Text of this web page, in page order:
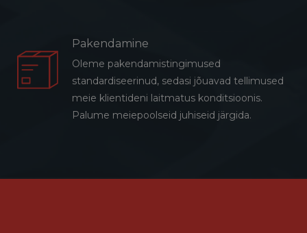
Pakendamine
Oleme pakendamistingimused
standardiseerinud, sedasi jõuavad tellimused
meie klientideni laitmatus konditsioonis.
Palume meiepoolseid juhiseid järgida.